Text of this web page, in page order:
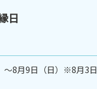
日
～8月9日（日）※8月3日